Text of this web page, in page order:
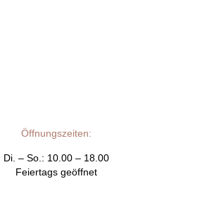
Öffnungszeiten:
Di. – So.: 10.00 – 18.00
Feiertags geöffnet